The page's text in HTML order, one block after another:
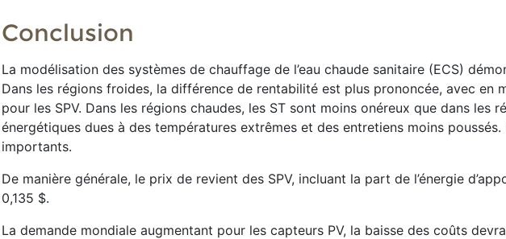
Conclusion
La modélisation des systèmes de chauffage de l’eau chaude sanitaire (ECS)
Dans les régions froides, la différence de rentabilité est plus prononcée, avec
pour les SPV. Dans les régions chaudes, les ST sont moins onéreux que dans
énergétiques dues à des températures extrêmes et des entretiens moins
importants.
De manière générale, le prix de revient des SPV, incluant la part de l’énergie
0,135 $.
La demande mondiale augmentant pour les capteurs PV, la baisse des coûts